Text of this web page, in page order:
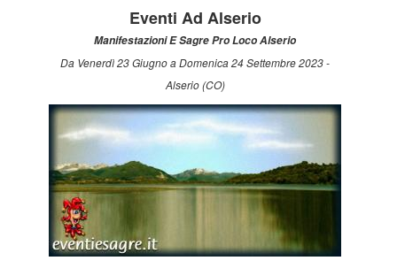
Eventi Ad Alserio
Manifestazioni E Sagre Pro Loco Alserio
Da Venerdì 23 Giugno a Domenica 24 Settembre 2023 -
Alserio (CO)